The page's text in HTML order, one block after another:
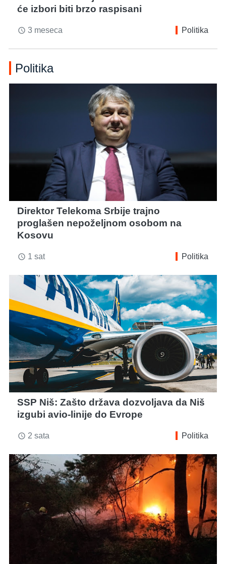
će izbori biti brzo raspisani
access_time 3 meseca Politika
Politika
Direktor Telekoma Srbije trajno
proglašen nepoželjnom osobom na
Kosovu
access_time 1 sat Politika
SSP Niš: Zašto država dozvoljava da Niš
izgubi avio-linije do Evrope
access_time 2 sata Politika